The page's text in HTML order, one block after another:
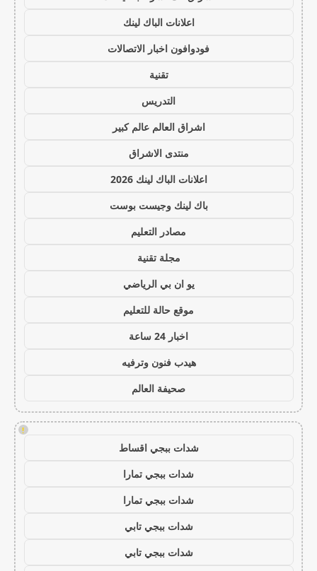
اعلانات الباك لينك
فودوافون اخبار الاتصالات
تقنية
التدريس
اشراق العالم عالم كبير
منتدى الاشراق
اعلانات الباك لينك 2026
باك لينك وجيست بوست
مصادر التعليم
مجلة تقنية
يو ان بي الرياضي
موقع حالة للتعليم
اخبار 24 ساعة
هيدب فنون وترفيه
صحيفة العالم
!
شدات ببجي اقساط
شدات ببجي تمارا
شدات ببجي تمارا
شدات ببجي تابي
شدات ببجي تابي